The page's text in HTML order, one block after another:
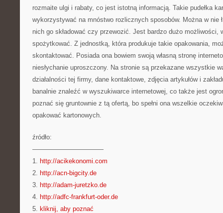
rozmaite ulgi i rabaty, co jest istotną informacją. Takie pudełka
wykorzystywać na mnóstwo rozlicznych sposobów. Można w nie
nich go składować czy przewozić. Jest bardzo dużo możliwości,
spożytkować. Z jednostką, która produkuje takie opakowania,
skontaktować. Posiada ona bowiem swoją własną stronę
niesłychanie uproszczony. Na stronie są przekazane wszystkie
działalności tej firmy, dane kontaktowe, zdjęcia artykułów i
banalnie znaleźć w wyszukiwarce internetowej, co także jest
poznać się gruntownie z tą ofertą, bo spełni ona wszelkie
opakować kartonowych.
źródło:
———————————
1. http://acikekonomi.com
2. http://acn-bigcity.de
3. http://adam-juretzko.de
4. http://adfc-frankfurt-oder.de
5. kliknij, aby poznać